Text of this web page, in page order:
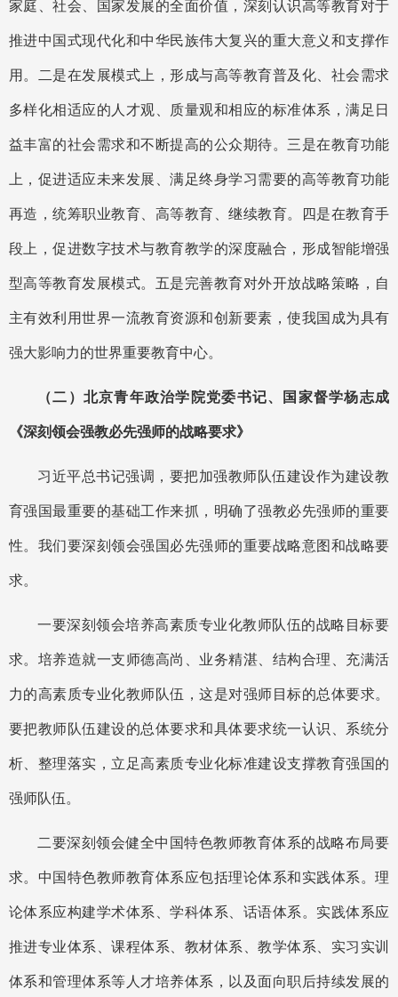
家庭、社会、国家发展的全面价值，深刻认识高等教育对于
推进中国式现代化和中华民族伟大复兴的重大意义和支撑作
用。二是在发展模式上，形成与高等教育普及化、社会需求
多样化相适应的人才观、质量观和相应的标准体系，满足日
益丰富的社会需求和不断提高的公众期待。三是在教育功能
上，促进适应未来发展、满足终身学习需要的高等教育功能
再造，统筹职业教育、高等教育、继续教育。四是在教育手
段上，促进数字技术与教育教学的深度融合，形成智能增强
型高等教育发展模式。五是完善教育对外开放战略策略，自
主有效利用世界一流教育资源和创新要素，使我国成为具有
强大影响力的世界重要教育中心。
（二）北京青年政治学院党委书记、国家督学杨志成
《深刻领会强教必先强师的战略要求》
习近平总书记强调，要把加强教师队伍建设作为建设教
育强国最重要的基础工作来抓，明确了强教必先强师的重要
性。我们要深刻领会强国必先强师的重要战略意图和战略要
求。
一要深刻领会培养高素质专业化教师队伍的战略目标要
求。培养造就一支师德高尚、业务精湛、结构合理、充满活
力的高素质专业化教师队伍，这是对强师目标的总体要求。
要把教师队伍建设的总体要求和具体要求统一认识、系统分
析、整理落实，立足高素质专业化标准建设支撑教育强国的
强师队伍。
二要深刻领会健全中国特色教师教育体系的战略布局要
求。中国特色教师教育体系应包括理论体系和实践体系。理
论体系应构建学术体系、学科体系、话语体系。实践体系应
推进专业体系、课程体系、教材体系、教学体系、实习实训
体系和管理体系等人才培养体系，以及面向职后持续发展的